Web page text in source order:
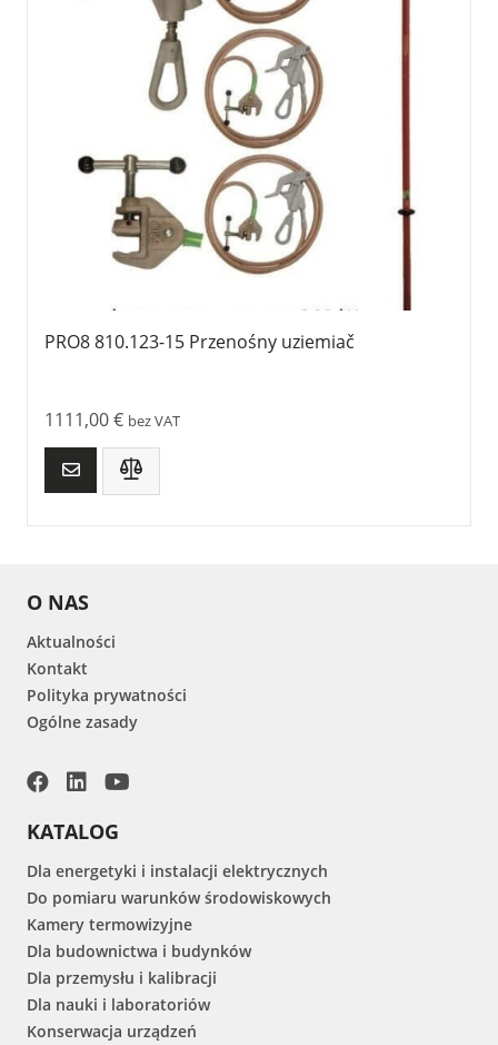
PRO8 810.123-15 Przenośny uziemiač
1111,00€ bez VAT
O NAS
Aktualności
Kontakt
Polityka prywatności
Ogólne zasady
KATALOG
Dla energetyki i instalacji elektrycznych
Do pomiaru warunków środowiskowych
Kamery termowizyjne
Dla budownictwa i budynków
Dla przemysłu i kalibracji
Dla nauki i laboratoriów
Konserwacja urządzeń